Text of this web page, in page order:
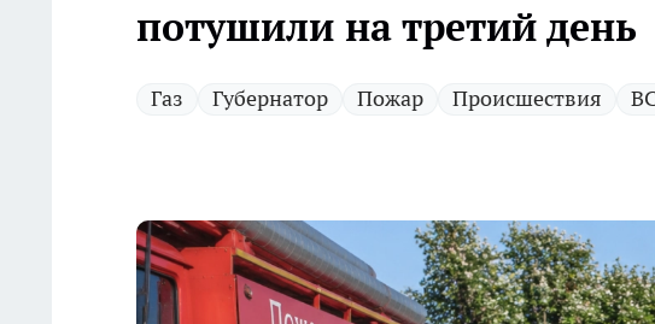
потушили на третий день
Газ Губернатор Пожар Происшествия